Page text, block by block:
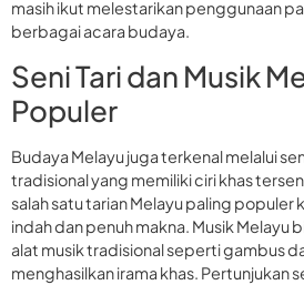
masih ikut melestarikan penggunaan
berbagai acara budaya.
Seni Tari dan Musik
Populer
Budaya Melayu juga terkenal melalui
tradisional yang memiliki ciri khas
salah satu tarian Melayu paling populer
indah dan penuh makna. Musik Melayu
alat musik tradisional seperti gambus
menghasilkan irama khas. Pertunjukan